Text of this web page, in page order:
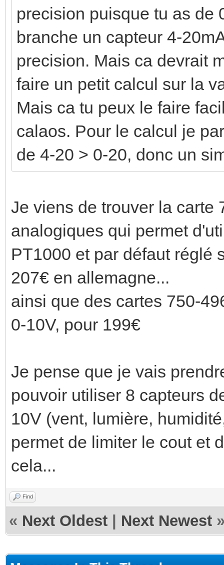
precision puisque tu as de
branche un capteur 4-
precision. Mais ca devrait
faire un petit calcul sur la
Mais ca tu peux le faire
calaos. Pour le calcul je
de 4-20 > 0-20, donc un
Je viens de trouver la carte
analogiques qui permet
PT1000 et par défaut réglé
207€ en allemagne...
ainsi que des cartes 750-
0-10V, pour 199€
Je pense que je vais
pouvoir utiliser 8 capteurs
10V (vent, lumière,
permet de limiter le cout et
cela...
Find
« Next Oldest Next Newest